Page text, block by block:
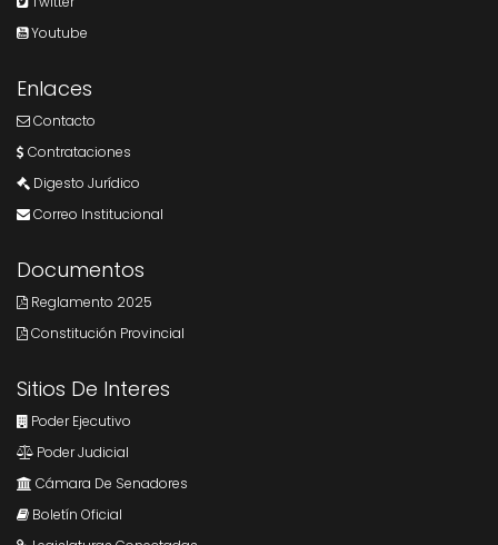
Youtube
Enlaces
Contacto
Contrataciones
Digesto Jurídico
Correo Institucional
Documentos
Reglamento 2025
Constitución Provincial
Sitios De Interes
Poder Ejecutivo
Poder Judicial
Cámara De Senadores
Boletín Oficial